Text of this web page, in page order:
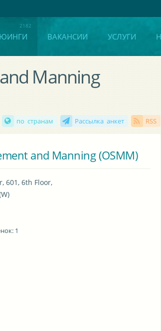
ВАКАНСИИ УСЛУГИ
Manning
по странам Рассылка анкет RSS
and Manning (OSMM)
601, 6th Floor,
1